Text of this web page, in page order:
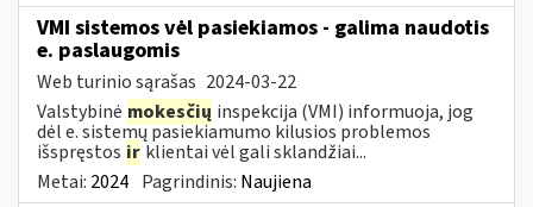
VMI sistemos vėl pasiekiamos - galima naudotis
e. paslaugomis
Web turinio sąrašas 2024-03-22
Valstybinė mokesčių inspekcija (VMI) informuoja, jog
dėl e. sistemų pasiekiamumo kilusios problemos
išspręstos ir klientai vėl gali sklandžiai...
Metai: 2024 Pagrindinis: Naujiena